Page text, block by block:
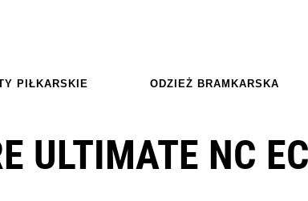
PIŁKARSKIE ODZIEŻ BRAMKARSKA
ULTIMATE NC